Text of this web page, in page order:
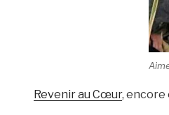
Revenir au Cœur, encore